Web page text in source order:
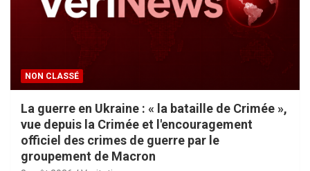
NON CLASSÉ
La guerre en Ukraine : « la bataille de Crimée »,
vue depuis la Crimée et l'encouragement
officiel des crimes de guerre par le
groupement de Macron